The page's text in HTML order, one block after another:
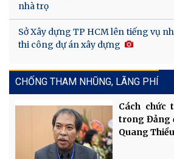
nhà trọ
Sở Xây dựng TP HCM lên tiếng vụ
thi công dự án xây dựng
CHỐNG THAM NHŨNG, LÃNG PHÍ
Cách chức
trong Đảng
Quang Thiều